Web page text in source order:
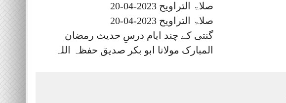
صلاۃ التراویح 2023-04-20
صلاۃ التراویح 2023-04-20
گنتی کے چند ایام درسِ حدیث رمضان
المبارک مولانا ابو بکر صدیق حفظہ اللہ